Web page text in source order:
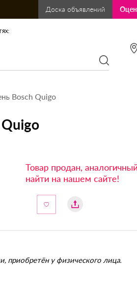
Доска объявлений
Bosch Quigo
Товар продан,
найти на нашем сайте!
приобретён у физического лица.